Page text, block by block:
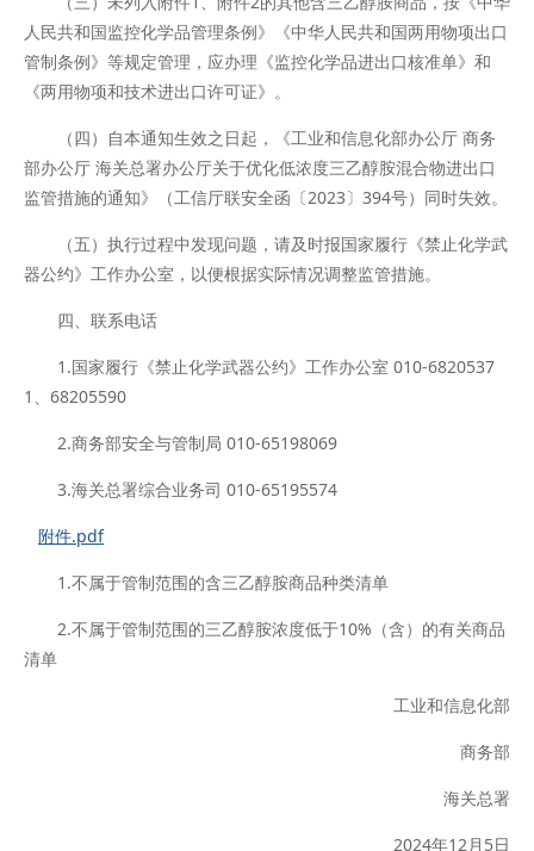
人民共和国监控化学品管理条例》《中华人民共和国两用物项出口
管制条例》等规定管理，应办理《监控化学品进出口核准单》和
《两用物项和技术进出口许可证》。
（四）自本通知生效之日起，《工业和信息化部办公厅 商务
部办公厅 海关总署办公厅关于优化低浓度三乙醇胺混合物进出口
监管措施的通知》（工信厅联安全函〔2023〕394号）同时失效。
（五）执行过程中发现问题，请及时报国家履行《禁止化学武
器公约》工作办公室，以便根据实际情况调整监管措施。
四、联系电话
1.国家履行《禁止化学武器公约》工作办公室 010-6820537
1、68205590
2.商务部安全与管制局 010-65198069
3.海关总署综合业务司 010-65195574
附件.pdf
1.不属于管制范围的含三乙醇胺商品种类清单
2.不属于管制范围的三乙醇胺浓度低于10%（含）的有关商品
清单
工业和信息化部
商务部
海关总署
2024年12月5日